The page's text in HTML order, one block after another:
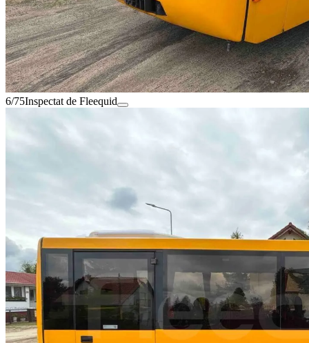
6/75Inspectat de Fleequid